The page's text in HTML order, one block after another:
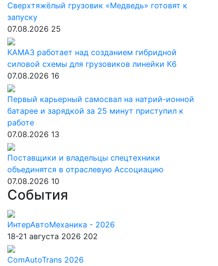
Сверхтяжёлый грузовик «Медведь» готовят к
запуску
07.08.2026 25
КАМАЗ работает над созданием гибридной
силовой схемы для грузовиков линейки К6
07.08.2026 16
Первый карьерный самосвал на натрий-ионной
батарее и зарядкой за 25 минут приступил к
работе
07.08.2026 13
Поставщики и владельцы спецтехники
объединятся в отраслевую Ассоциацию
07.08.2026 10
События
ИнтерАвтоМеханика - 2026
18-21 августа 2026 202
ComAutoTrans 2026